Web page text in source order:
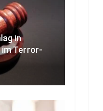
in
Terror-